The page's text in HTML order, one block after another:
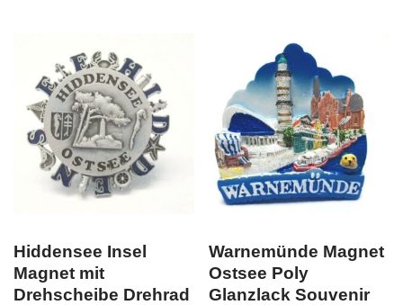
Hiddensee Insel
Magnet mit
Drehscheibe Drehrad
Warnemünde Magnet
Ostsee Poly
Glanzlack Souvenir